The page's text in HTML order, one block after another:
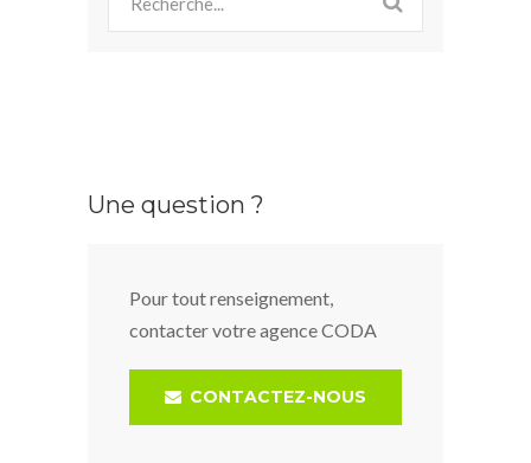
Une question ?
Pour tout renseignement,
contacter votre agence CODA
CONTACTEZ-NOUS